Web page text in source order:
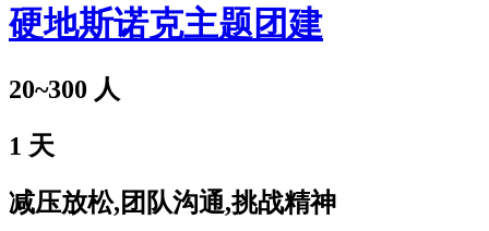
硬地斯诺克主题团建
20~300 人
1 天
减压放松,团队沟通,挑战精神